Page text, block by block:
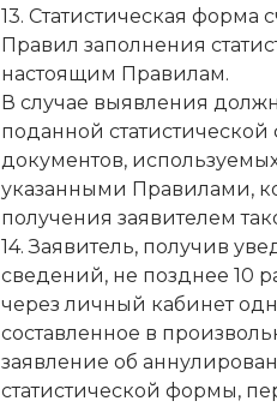
13. Статистическая
Правил заполнения
настоящим Правилам.
В случае выявления
поданной
документов,
указанными Правилами,
получения заявителем
14. Заявитель, получив
сведений, не позднее 10
через личный кабинет
составленное в
заявление об
статистической формы,